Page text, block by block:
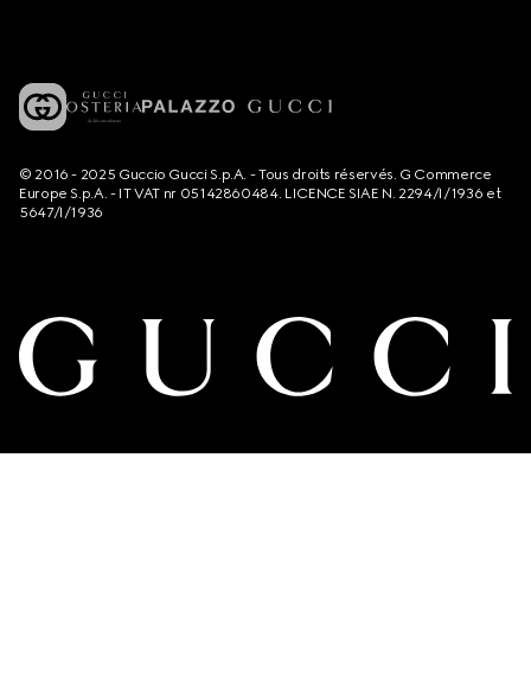
© 2016 - 2025 Guccio Gucci S.p.A. - Tous droits réservés. G Commerce
Europe S.p.A. - IT VAT nr 05142860484. LICENCE SIAE N. 2294/I/1936 et
5647/I/1936